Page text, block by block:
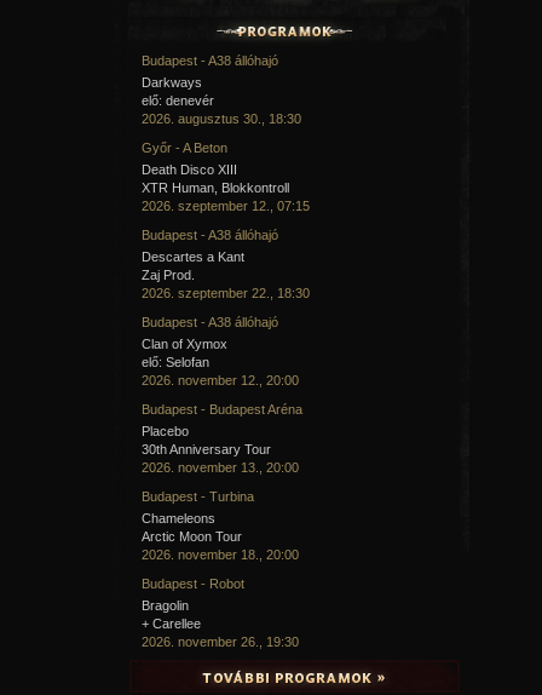
Budapest - A38 állóhajó
Darkways
elő: denevér
2026. augusztus 30., 18:30
Győr - A Beton
Death Disco XIII
XTR Human, Blokkontroll
2026. szeptember 12., 07:15
Budapest - A38 állóhajó
Descartes a Kant
Zaj Prod.
2026. szeptember 22., 18:30
Budapest - A38 állóhajó
Clan of Xymox
elő: Selofan
2026. november 12., 20:00
Budapest - Budapest Aréna
Placebo
30th Anniversary Tour
2026. november 13., 20:00
Budapest - Turbina
Chameleons
Arctic Moon Tour
2026. november 18., 20:00
Budapest - Robot
Bragolin
+ Carellee
2026. november 26., 19:30